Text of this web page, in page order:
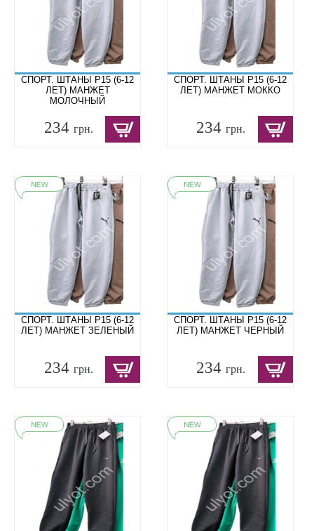
СПОРТ. ШТАНЫ P15 (6-12
ЛЕТ) МАНЖЕТ
МОЛОЧНЫЙ
234 грн.
СПОРТ. ШТАНЫ P15 (6-12
ЛЕТ) МАНЖЕТ МОККО
234грн.
СПОРТ. ШТАНЫ P15 (6-12
ЛЕТ) МАНЖЕТ ЗЕЛЕНЫЙ
234 грн.
СПОРТ. ШТАНЫ P15 (6-12
ЛЕТ) МАНЖЕТ ЧЕРНЫЙ
234грн.